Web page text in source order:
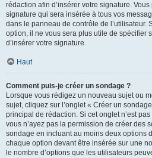
rédaction afin d’insérer votre signature.
signature qui sera insérée à tous vos
dans le panneau de contrôle de l’utilisateur.
option, il ne vous sera plus utile de spécifier
d’insérer votre signature.
Haut
Comment puis-je créer un sondage ?
Lorsque vous rédigez un nouveau sujet ou
sujet, cliquez sur l’onglet « Créer un
principal de rédaction. Si cet onglet n’est
vous n’ayez pas la permission de créer des
sondage en incluant au moins deux options
chaque option devant être insérée sur une
le nombre d’options que les utilisateurs